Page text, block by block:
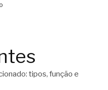
tipos, função e